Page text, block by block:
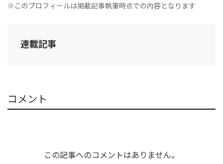
※このプロフィールは掲載記事執筆時点での内容となります
連載記事
コメント
この記事へのコメントはありません。